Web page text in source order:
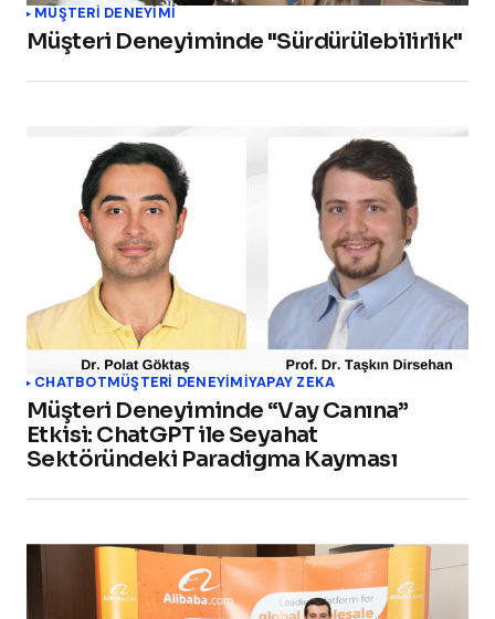
MÜŞTERI DENEYIMI
Müşteri Deneyiminde "Sürdürülebilirlik"
CHATBOTMÜŞTERI DENEYIMIYAPAY ZEKA
Müşteri Deneyiminde “Vay Canına”
Etkisi: ChatGPT ile Seyahat
Sektöründeki Paradigma Kayması